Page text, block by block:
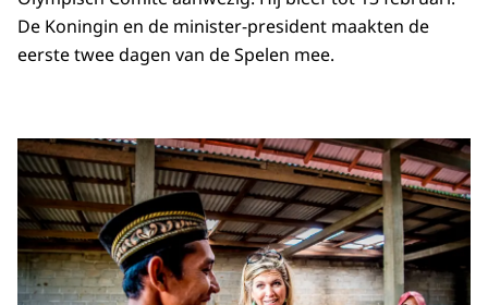
De Koningin en de minister-president maakten de
eerste twee dagen van de Spelen mee.